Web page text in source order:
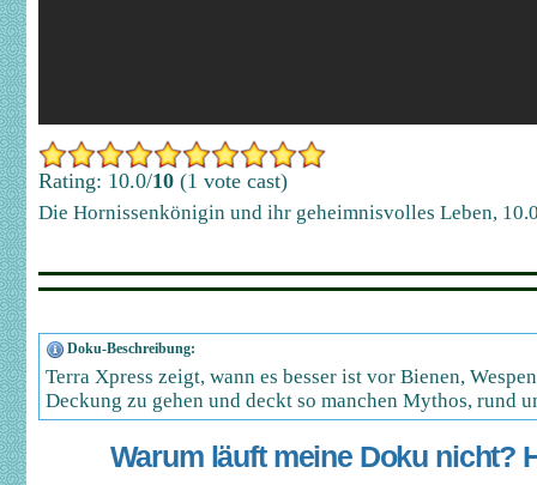
Rating: 10.0/10 (1 vote cast)
Die Hornissenkönigin und ihr geheimnisvolles Leben,
Doku-Beschreibung:
Terra Xpress zeigt, wann es besser ist vor Bienen,
Deckung zu gehen und deckt so manchen Mythos, rund
Warum läuft meine Doku nicht?